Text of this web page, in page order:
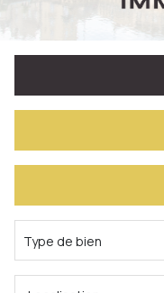
De l'immo pro
Type de bien